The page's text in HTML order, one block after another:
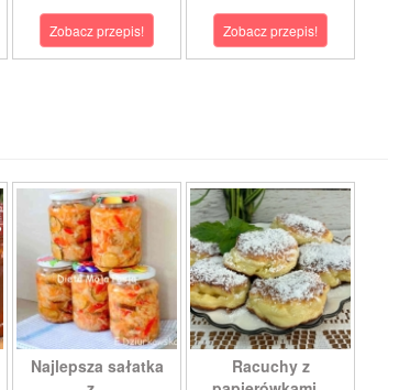
Zobacz przepis! Zobacz przepis!
Najlepsza sałatka
Racuchy z